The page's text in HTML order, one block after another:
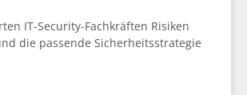
IT-Security-Fachkräften Risiken
die passende Sicherheitsstrategie